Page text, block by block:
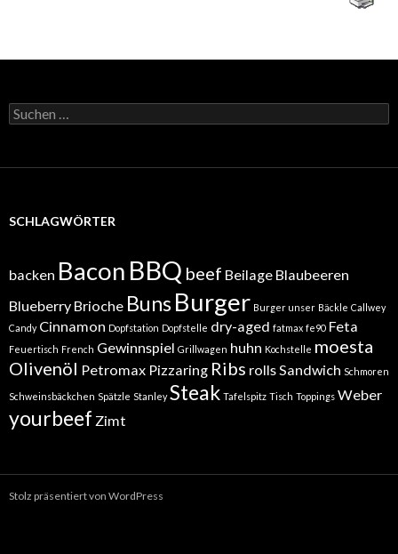
Suchen
nach:
SCHLAGWÖRTER
backen Bacon BBQ beef Beilage Blaubeeren
Blueberry Brioche BunsBurger Burger unser Bäckle Callwey
Candy Cinnamon Dopfstation Dopfstelle dry-aged fatmax fe90 Feta
Feuertisch French Gewinnspiel Grillwagen huhn Kochstelle moesta
Olivenöl Petromax Pizzaring Ribs rollsSandwich Schmoren
Schweinsbäckchen Spätzle Stanley Steak Tafelspitz Tisch Toppings Weber
yourbeef Zimt
Stolz präsentiert von WordPress